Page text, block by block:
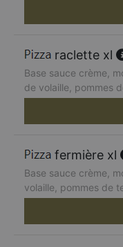
raclette xl
Base sauce crème,
de volaille, pommes
fermière xl
Base sauce crème,
volaille, pommes de